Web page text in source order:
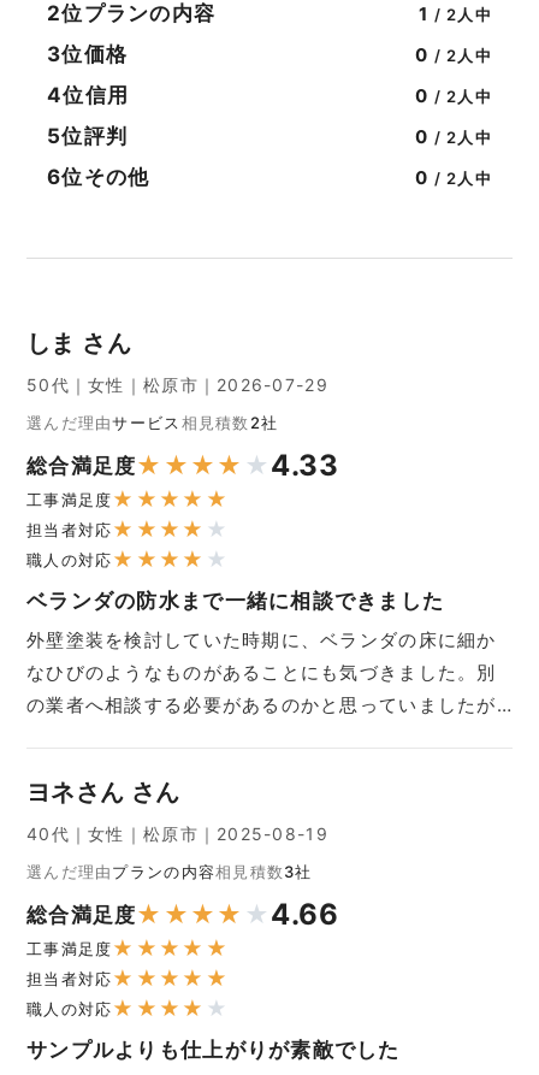
2位プランの内容 1 / 2人中
3位価格 0 / 2人中
4位信用 0 / 2人中
5位評判 0 / 2人中
6位その他 0 / 2人中
しま さん
50代｜女性｜松原市｜2026-07-29
選んだ理由サービス 相見積数 2社
総合満足度★ ★ ★ ★ ★ 4.33
工事満足度★ ★ ★ ★ ★
担当者対応★ ★ ★ ★ ★
職人の対応★ ★ ★ ★ ★
ベランダの防水まで一緒に相談できました
外壁塗装を検討していた時期に、ベランダの床に細か
なひびのようなものがあることにも気づきました。別
の業者へ相談する必要があるのかと思っていましたが…
ヨネさん さん
40代｜女性｜松原市｜2025-08-19
選んだ理由プランの内容相見積数3社
総合満足度★ ★ ★ ★ ★ 4.66
工事満足度★ ★ ★ ★ ★
担当者対応★ ★ ★ ★ ★
職人の対応★ ★ ★ ★ ★
サンプルよりも仕上がりが素敵でした